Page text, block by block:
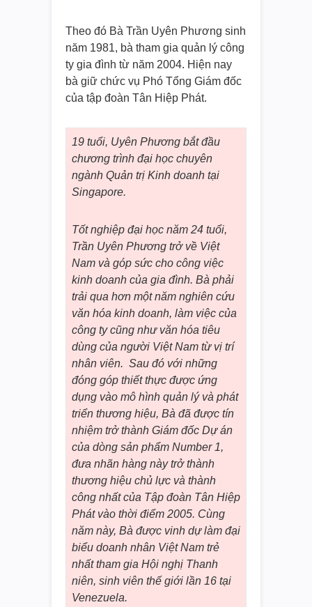
Theo đó Bà Trần Uyên Phương sinh
năm 1981, bà tham gia quản lý công
ty gia đình từ năm 2004. Hiện nay
bà giữ chức vụ Phó Tổng Giám đốc
của tập đoàn Tân Hiệp Phát.
19 tuổi, Uyên Phương bắt đầu
chương trình đại học chuyên
ngành Quản trị Kinh doanh tại
Singapore.
Tốt nghiệp đại học năm 24 tuổi,
Trần Uyên Phương trở về Việt
Nam và góp sức cho công việc
kinh doanh của gia đình. Bà phải
trải qua hơn một năm nghiên cứu
văn hóa kinh doanh, làm việc của
công ty cũng như văn hóa tiêu
dùng của người Việt Nam từ vị trí
nhân viên. Sau đó với những
đóng góp thiết thực được ứng
dụng vào mô hình quản lý và phát
triển thương hiệu, Bà đã được tín
nhiệm trở thành Giám đốc Dự án
của dòng sản phẩm Number 1,
đưa nhãn hàng này trở thành
thương hiệu chủ lực và thành
công nhất của Tập đoàn Tân Hiệp
Phát vào thời điểm 2005. Cùng
năm này, Bà được vinh dự làm đại
biểu doanh nhân Việt Nam trẻ
nhất tham gia Hội nghị Thanh
niên, sinh viên thế giới lần 16 tại
Venezuela.